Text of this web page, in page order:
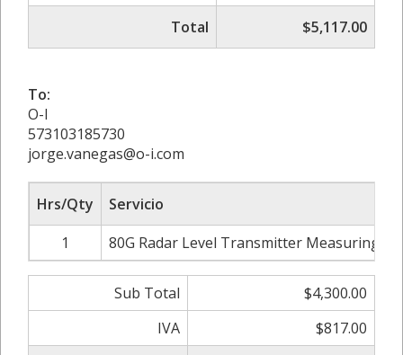
Total
$5,117.00
To:
O-I
573103185730
jorge.vanegas@o-i.com
Hrs/Qty
Servicio
1
80G Radar Level Transmitter Measuring
Sub Total
$4,300.00
IVA
$817.00